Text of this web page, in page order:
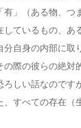
有」（ある物、つ
しているもの、あ
自身の内部に取
の際の彼らの絶対
ろしい話なのです
、すべての存在（